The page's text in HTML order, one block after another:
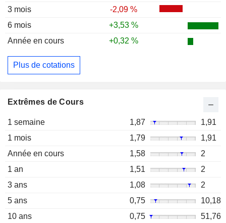
3 mois
-2,09 %
6 mois
+3,53 %
Année en cours
+0,32 %
Plus de cotations
Extrêmes de Cours
1 semaine 1,87
1,91
1 mois
1,79
1,91
Année en cours
1,58
2
1 an
1,51
2
3 ans
1,08
2
5 ans
0,75
10,18
10 ans
0,75 51,76